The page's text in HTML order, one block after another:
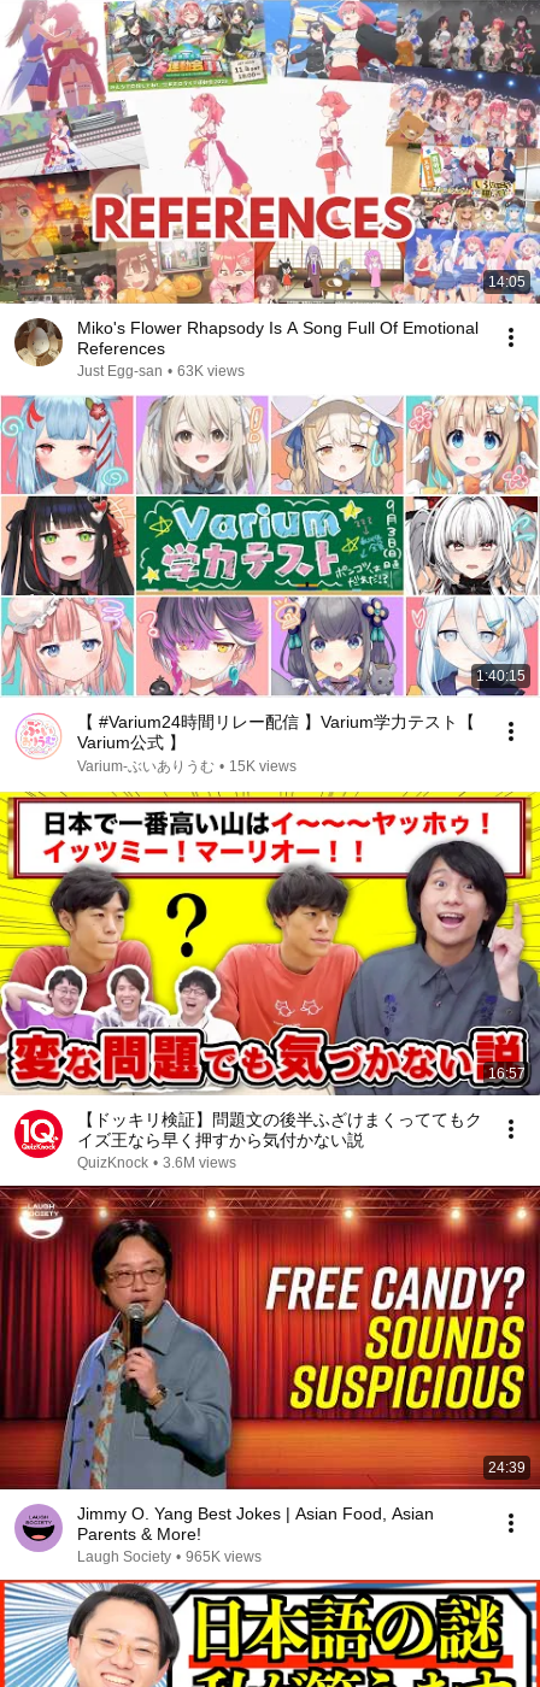
14:05
Miko's Flower Rhapsody Is A Song Full Of Emotional
References
Just Egg-san • 63K views
1:40:15
【 #Varium24時間リレー配信 】Varium学力テスト【
Varium公式 】
Varium‐ぶいありうむ • 15K views
16:57
【ドッキリ検証】問題文の後半ふざけまくっててもク
イズ王なら早く押すから気付かない説
QuizKnock • 3.6M views
24:39
Jimmy O. Yang Best Jokes | Asian Food, Asian
Parents & More!
Laugh Society • 965K views